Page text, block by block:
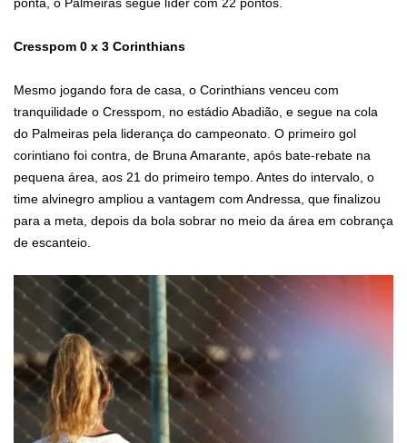
Cresspom 0 x 3 Corinthians
Mesmo jogando fora de casa, o Corinthians venceu com
tranquilidade o Cresspom, no estádio Abadião, e segue na cola
do Palmeiras pela liderança do campeonato. O primeiro gol
corintiano foi contra, de Bruna Amarante, após bate-rebate na
pequena área, aos 21 do primeiro tempo. Antes do intervalo, o
time alvinegro ampliou a vantagem com Andressa, que finalizou
para a meta, depois da bola sobrar no meio da área em cobrança
de escanteio.